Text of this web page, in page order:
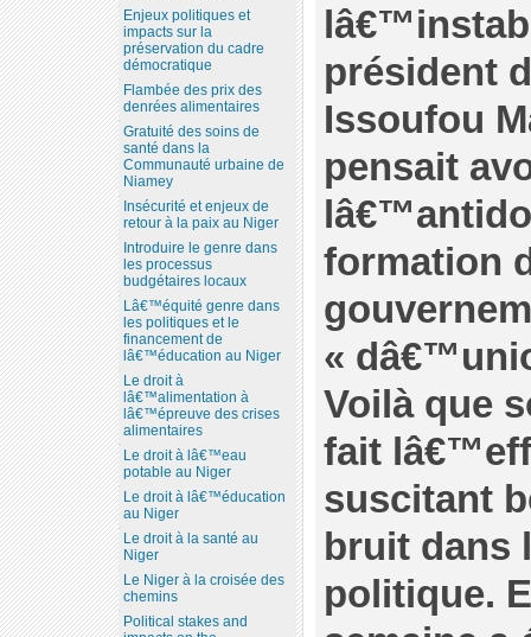
président
Issoufou
pensait
formation
«
Voilà que
fait
suscitant
bruit dans
politique.
Enjeux politiques et
impacts sur la
préservation du cadre
démocratique
Flambée des prix des
denrées alimentaires
Gratuité des soins de
santé dans la
Communauté urbaine de
Niamey
Insécurité et enjeux de
retour à la paix au Niger
Introduire le genre dans
les processus
budgétaires locaux
Lâ€™équité genre dans
les politiques et le
financement de
lâ€™éducation au Niger
Le droit à
lâ€™alimentation à
lâ€™épreuve des crises
alimentaires
Le droit à lâ€™eau
potable au Niger
Le droit à lâ€™éducation
au Niger
Le droit à la santé au
Niger
Le Niger à la croisée des
chemins
Political stakes and